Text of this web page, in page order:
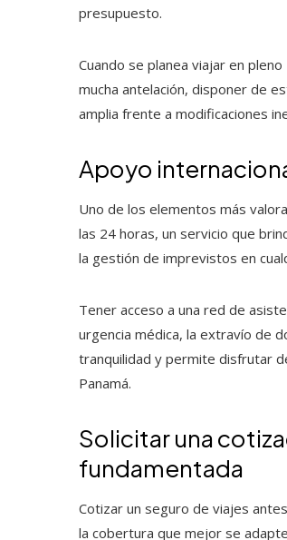
presupuesto.
Cuando se planea viajar en pleno
mucha antelación, disponer de
amplia frente a modificaciones
Apoyo
Uno de los elementos más
las 24 horas, un servicio que
la gestión de imprevistos en
Tener acceso a una red de
urgencia médica, la extravío de
tranquilidad y permite disfrutar
Panamá.
Solicitar una
fundamentada
Cotizar un seguro de viajes
la cobertura que mejor se